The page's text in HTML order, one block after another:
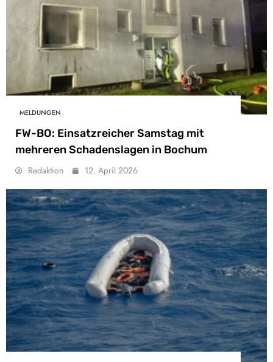
MELDUNGEN
FW-BO: Einsatzreicher Samstag mit
mehreren Schadenslagen in Bochum
Redaktion 12. April 2026